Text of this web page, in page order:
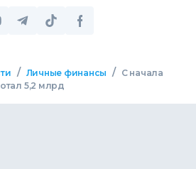
/ Личные финансы /
С начала
5,2 млрд